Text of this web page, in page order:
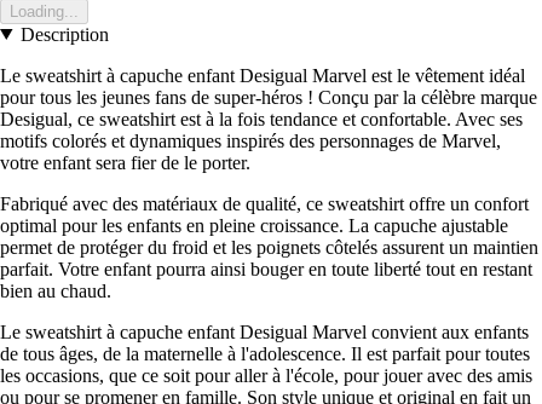
Loading...
Description
Le sweatshirt à capuche enfant Desigual Marvel est le vêtement idéal
pour tous les jeunes fans de super-héros ! Conçu par la célèbre marque
Desigual, ce sweatshirt est à la fois tendance et confortable. Avec ses
motifs colorés et dynamiques inspirés des personnages de Marvel,
votre enfant sera fier de le porter.
Fabriqué avec des matériaux de qualité, ce sweatshirt offre un confort
optimal pour les enfants en pleine croissance. La capuche ajustable
permet de protéger du froid et les poignets côtelés assurent un maintien
parfait. Votre enfant pourra ainsi bouger en toute liberté tout en restant
bien au chaud.
Le sweatshirt à capuche enfant Desigual Marvel convient aux enfants
de tous âges, de la maternelle à l'adolescence. Il est parfait pour toutes
les occasions, que ce soit pour aller à l'école, pour jouer avec des amis
ou pour se promener en famille. Son style unique et original en fait un